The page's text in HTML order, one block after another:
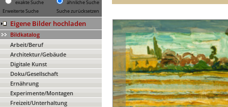
exakte Suche
ähnliche Suche
Erweiterte Suche
Suche zurücksetzen
Eigene Bilder hochladen
Bildkatalog
Arbeit/Beruf
Architektur/Gebäude
Digitale Kunst
Doku/Gesellschaft
Ernährung
Experimente/Montagen
Freizeit/Unterhaltung